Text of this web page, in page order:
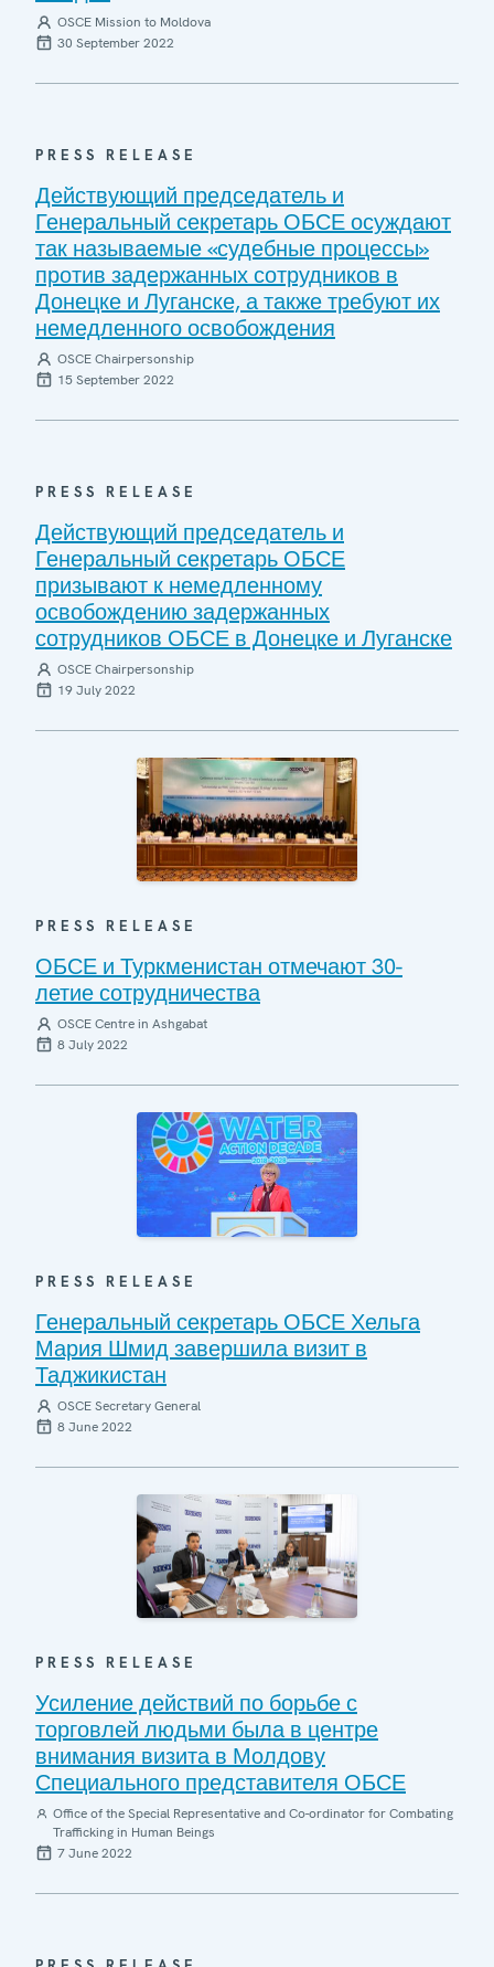
OSCE Mission to Moldova
30 September 2022
PRESS RELEASE
Действующий председатель и
Генеральный секретарь ОБСЕ осуждают
так называемые «судебные процессы»
против задержанных сотрудников в
Донецке и Луганске, а также требуют их
немедленного освобождения
OSCE Chairpersonship
15 September 2022
PRESS RELEASE
Действующий председатель и
Генеральный секретарь ОБСЕ
призывают к немедленному
освобождению задержанных
сотрудников ОБСЕ в Донецке и Луганске
OSCE Chairpersonship
19 July 2022
PRESS RELEASE
ОБСЕ и Туркменистан отмечают 30-
летие сотрудничества
OSCE Centre in Ashgabat
8 July 2022
PRESS RELEASE
Генеральный секретарь ОБСЕ Хельга
Мария Шмид завершила визит в
Таджикистан
OSCE Secretary General
8 June 2022
PRESS RELEASE
Усиление действий по борьбе с
торговлей людьми была в центре
внимания визита в Молдову
Специального представителя ОБСЕ
Office of the Special Representative and Co-ordinator for Combating
Trafficking in Human Beings
7 June 2022